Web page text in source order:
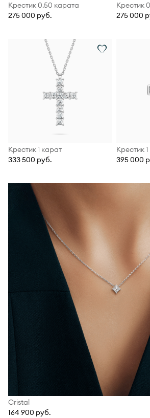
Крестик 0.50 карата
275 000 руб.
Крестик
275 000
Крестик 1 карат
333 500 руб.
Крестик
395 000
Cristal
164 900 руб.